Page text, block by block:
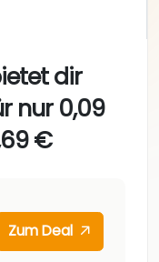
dir
nur 0,09
€
Zum Deal